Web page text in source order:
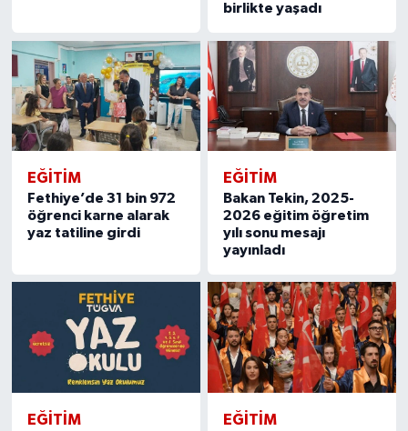
birlikte yaşadı
EĞITIM
Fethiye’de 31 bin 972
öğrenci karne alarak
yaz tatiline girdi
EĞITIM
Bakan Tekin, 2025-
2026 eğitim öğretim
yılı sonu mesajı
yayınladı
EĞITIM EĞITIM